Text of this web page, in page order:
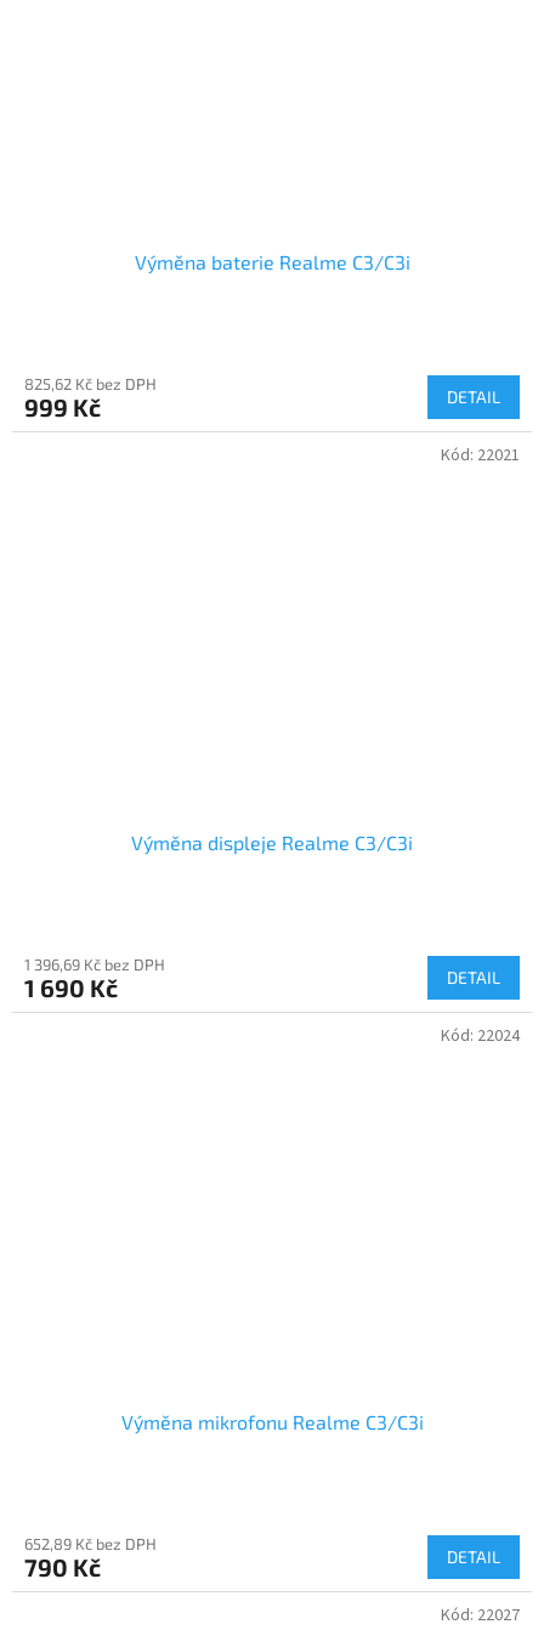
Výměna baterie Realme C3/C3i
825,62 Kč bez DPH
999 Kč DETAIL
Výměna displeje Realme C3/C3i
1 396,69 Kč bez DPH
1 690 Kč DETAIL
Kód: 22021
Výměna mikrofonu Realme C3/C3i
652,89 Kč bez DPH
790 Kč DETAIL
Kód: 22024
Kód: 22027